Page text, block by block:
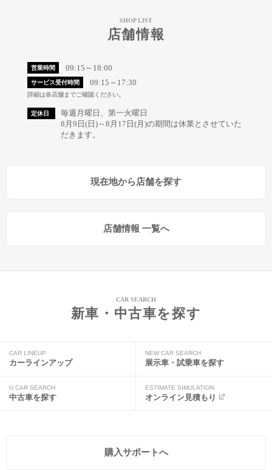
SHOP LIST
店舗情報
営業時間 09:15～18:00
サービス受付時間 09:15～17:30
詳細は各店舗までご確認ください。
定休日
毎週月曜日、第一火曜日
8月9日(日)～8月17日(月)の期間は休業とさせていた
だきます。
現在地から店舗を探す
店舗情報 一覧へ
CAR SEARCH
新車・中古車を探す
CAR LINEUP
カーラインアップ
NEW CAR SEARCH
展示車・試乗車を探す
U CAR SEARCH
中古車を探す
ESTIMATE SIMULATION
オンライン見積もり
購入サポートへ